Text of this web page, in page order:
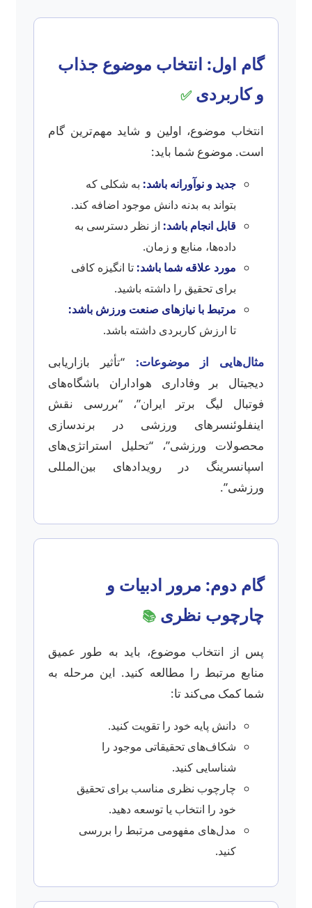
گام اول: انتخاب موضوع جذاب
و کاربردی✅
انتخاب موضوع، اولین و شاید مهم‌ترین گام
است. موضوع شما باید:
جدید و نوآورانه باشد: به شکلی که
بتواند به بدنه دانش موجود اضافه کند.
قابل انجام باشد: از نظر دسترسی به
داده‌ها، منابع و زمان.
مورد علاقه شما باشد: تا انگیزه کافی
برای تحقیق را داشته باشید.
مرتبط با نیازهای صنعت ورزش باشد:
تا ارزش کاربردی داشته باشد.
مثال‌هایی از موضوعات: “تأثیر بازاریابی
دیجیتال بر وفاداری هواداران باشگاه‌های
فوتبال لیگ برتر ایران”، “بررسی نقش
اینفلوئنسرهای ورزشی در برندسازی
محصولات ورزشی”، “تحلیل استراتژی‌های
اسپانسرینگ در رویدادهای بین‌المللی
ورزشی”.
گام دوم: مرور ادبیات و
چارچوب نظری 📚
پس از انتخاب موضوع، باید به طور عمیق
منابع مرتبط را مطالعه کنید. این مرحله به
شما کمک می‌کند تا:
دانش پایه خود را تقویت کنید.
شکاف‌های تحقیقاتی موجود را
شناسایی کنید.
چارچوب نظری مناسب برای تحقیق
خود را انتخاب یا توسعه دهید.
مدل‌های مفهومی مرتبط را بررسی
کنید.